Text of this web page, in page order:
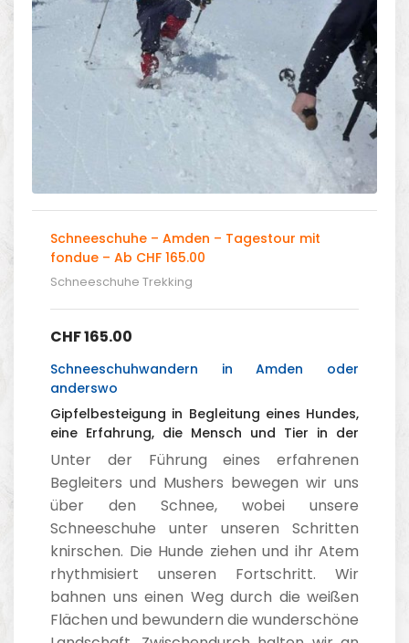
Schneeschuhe – Amden – Tagestour mit
fondue – Ab CHF 165.00
Schneeschuhe Trekking
CHF165.00
Schneeschuhwandern in Amden oder
anderswo
Gipfelbesteigung in Begleitung eines Hundes,
eine Erfahrung, die Mensch und Tier in der
Anstrengung vereint.
Unter der Führung eines erfahrenen
Begleiters und Mushers bewegen wir uns
über den Schnee, wobei unsere
Schneeschuhe unter unseren Schritten
knirschen. Die Hunde ziehen und ihr Atem
rhythmisiert unseren Fortschritt. Wir
bahnen uns einen Weg durch die weißen
Flächen und bewundern die wunderschöne